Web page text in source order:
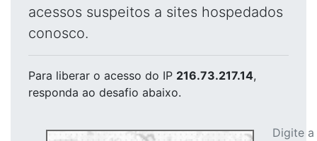
acessos suspeitos a sites hospedados
conosco.
Para liberar o acesso do IP 216.73.217.14,
responda ao desafio abaixo.
Digite